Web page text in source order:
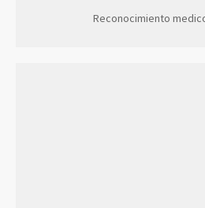
Reconocimiento